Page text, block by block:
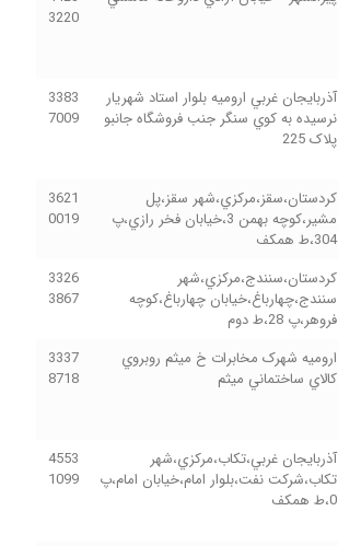
3220
آذربايجان غربي اروميه بلوار استاد شهريار
نرسيده به کوي سنگر جنب فروشگاه جانبو
پلاک 225
3383
7009
کردستان،سقز،مرکزي،شهر سقز،پل
مشير،کوچه بهمن 3،خيابان فخر رازي،پ
304،ط همکف
3621
0019
کردستان،سنندج،مرکزي،شهر
سنندج،چهارباغ،خيابان چهارباغ،کوچه
فروهر،پ 28،ط دوم
3326
3867
اروميه شهرک مخابرات خ ميثم روبروي
کالاي ساختماني ميثم
3337
8718
آذربايجان غربي،تکاب،مرکزي،شهر
تکاب،شرکت نفت،بلوار امام،خيابان امام،پ
0،ط همکف
4553
1099